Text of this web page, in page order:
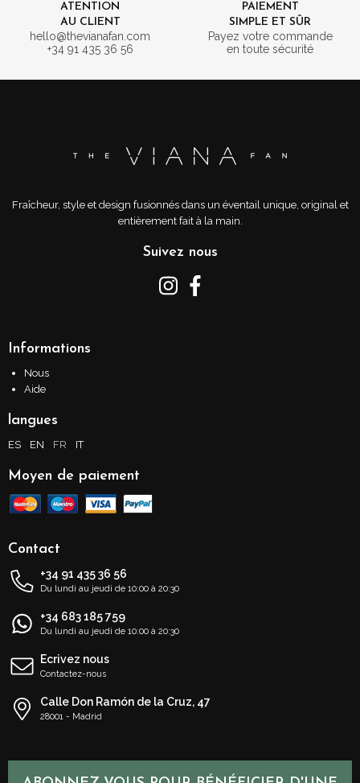
ATENTION
AU CLIENT
hello@thevianafan.com
+34 91 435 36 56
PAIEMENT
SIMPLE ET SÛR
Payez votre commande
en toute sécurité
Fraîcheur, style et design fusionnés dans un éventail unique, original et
entièrement fait à la main.
Suivez nous
Informations
Nous
Aide
langues
ES EN FR IT
Moyen de paiement
Contact
+34 91 435 36 56
Du lundi au jeudi de 10:00 à 20:30
+34 683 185 759
Du lundi au jeudi de 10:00 à 20:30
Ecrivez nous
Contactez-nous
Calle Don Ramón de la Cruz, 47
28001 - Madrid